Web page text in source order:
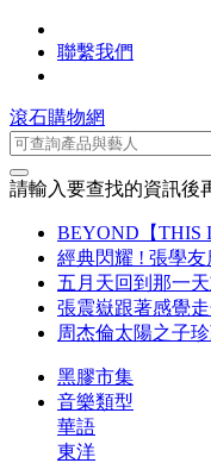
聯繫我們
滾石購物網
請輸入要查找的資訊後
BEYOND【THIS
經典閃耀 ! 張學
五月天回到那一
張震嶽跟著感覺
周杰倫太陽之子
黑膠市集
音樂類型
華語
東洋